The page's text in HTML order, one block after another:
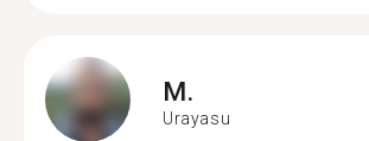
M.
Urayasu